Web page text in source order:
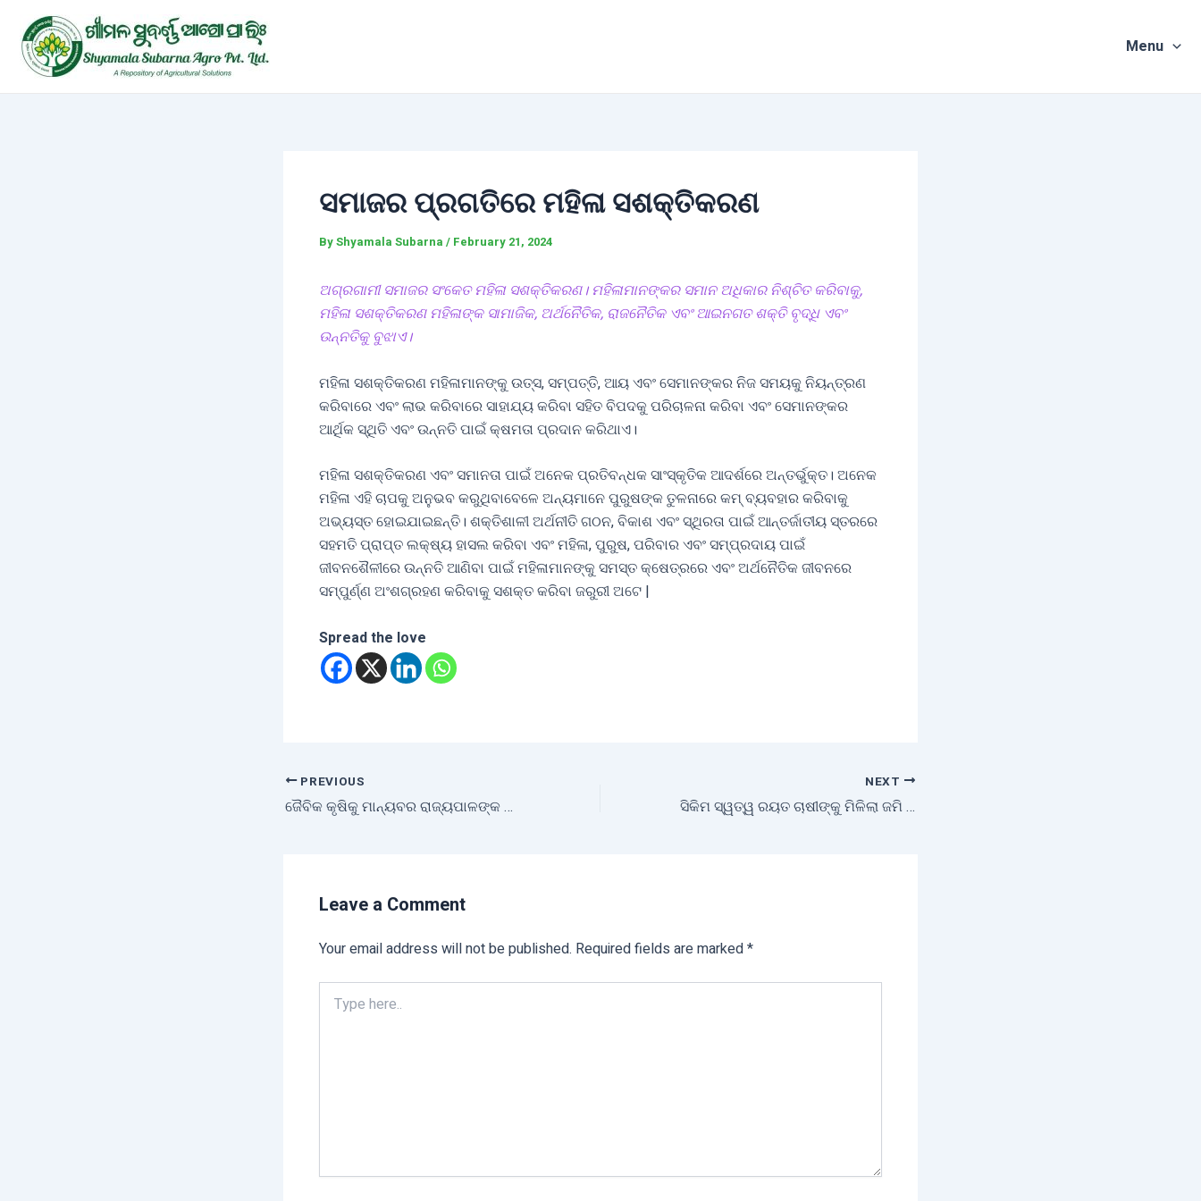
content
Menu
ସମାଜର ପ୍ରଗତିରେ ମହିଳା ସଶକ୍ତିକରଣ
ByShyamala Subarna / February 21, 2024
ଅଗ୍ରଗାମୀ ସମାଜର ସଂକେତ ମହିଳା ସଶକ୍ତିକରଣ। ମହିଳାମାନଙ୍କର ସମାନ ଅଧିକାର ନିଶ୍ଚିତ କରିବାକୁ,
ମହିଳା ସଶକ୍ତିକରଣ ମହିଳାଙ୍କ ସାମାଜିକ, ଅର୍ଥନୈତିକ, ରାଜନୈତିକ ଏବଂ ଆଇନଗତ ଶକ୍ତି ବୃଦ୍ଧି ଏବଂ
ଉନ୍ନତିକୁ ବୁଝାଏ।
ମହିଳା ସଶକ୍ତିକରଣ ମହିଳାମାନଙ୍କୁ ଉତ୍ସ, ସମ୍ପତ୍ତି, ଆୟ ଏବଂ ସେମାନଙ୍କର ନିଜ ସମୟକୁ ନିୟନ୍ତ୍ରଣ
କରିବାରେ ଏବଂ ଲାଭ କରିବାରେ ସାହାଯ୍ୟ କରିବା ସହିତ ବିପଦକୁ ପରିଚାଳନା କରିବା ଏବଂ ସେମାନଙ୍କର
ଆର୍ଥିକ ସ୍ଥିତି ଏବଂ ଉନ୍ନତି ପାଇଁ କ୍ଷମତା ପ୍ରଦାନ କରିଥାଏ।
ମହିଳା ସଶକ୍ତିକରଣ ଏବଂ ସମାନତା ପାଇଁ ଅନେକ ପ୍ରତିବନ୍ଧକ ସାଂସ୍କୃତିକ ଆଦର୍ଶରେ ଅନ୍ତର୍ଭୁକ୍ତ। ଅନେକ
ମହିଳା ଏହି ଚାପକୁ ଅନୁଭବ କରୁଥିବାବେଳେ ଅନ୍ୟମାନେ ପୁରୁଷଙ୍କ ତୁଳନାରେ କମ୍ ବ୍ୟବହାର କରିବାକୁ
ଅଭ୍ୟସ୍ତ ହୋଇଯାଇଛନ୍ତି। ଶକ୍ତିଶାଳୀ ଅର୍ଥନୀତି ଗଠନ, ବିକାଶ ଏବଂ ସ୍ଥିରତା ପାଇଁ ଆନ୍ତର୍ଜାତୀୟ ସ୍ତରରେ
ସହମତି ପ୍ରାପ୍ତ ଲକ୍ଷ୍ୟ ହାସଲ କରିବା ଏବଂ ମହିଳା, ପୁରୁଷ, ପରିବାର ଏବଂ ସମ୍ପ୍ରଦାୟ ପାଇଁ
ଜୀବନଶୈଳୀରେ ଉନ୍ନତି ଆଣିବା ପାଇଁ ମହିଳାମାନଙ୍କୁ ସମସ୍ତ କ୍ଷେତ୍ରରେ ଏବଂ ଅର୍ଥନୈତିକ ଜୀବନରେ
ସମ୍ପୁର୍ଣ୍ଣ ଅଂଶଗ୍ରହଣ କରିବାକୁ ସଶକ୍ତ କରିବା ଜରୁରୀ ଅଟେ |
Spread the love
PREVIOUS
ଜୈବିକ କୃଷିକୁ ମାନ୍ୟବର ରାଜ୍ୟପାଳଙ୍କ ଗୁରୁତ୍ଵ
NEXT
ସିକିମ ସ୍ୱତ୍ୱ ରୟତ ଚାଷୀଙ୍କୁ ମିଳିଲା ଜମି ପଟ୍ଟା
Leave a Comment
Your email address will not be published. Required fields are marked*
here..